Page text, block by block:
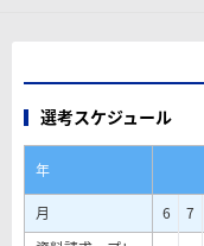
選考スケジュール
年
月
6 7